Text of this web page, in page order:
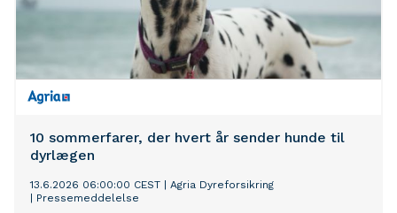
10 sommerfarer, der hvert år sender hunde til
dyrlægen
13.6.2026 06:00:00 CEST
Agria Dyreforsikring
Pressemeddelelse